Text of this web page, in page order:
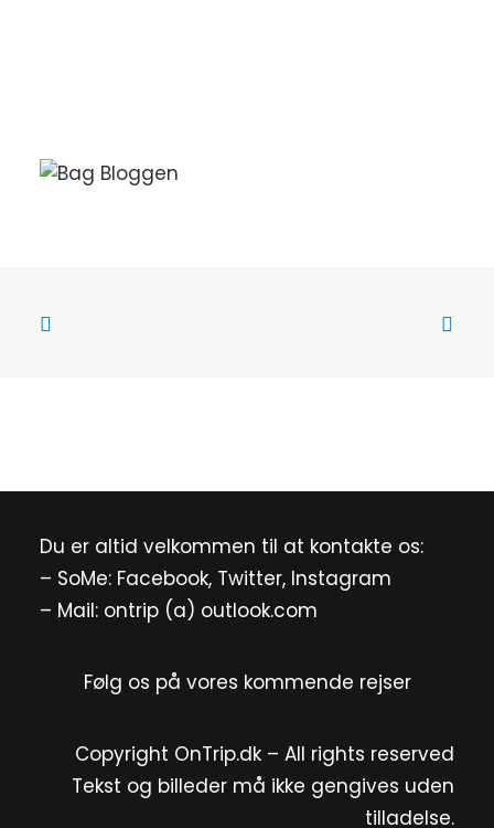
Du er altid velkommen til at kontakte os:
– SoMe: Facebook, Twitter, Instagram
– Mail: ontrip (a) outlook.com
Følg os på vores kommende rejser
Copyright OnTrip.dk – All rights reserved
Tekst og billeder må ikke gengives uden
tilladelse.